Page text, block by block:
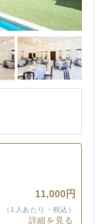
11,000円
（1人あたり・税込）
詳細を見る